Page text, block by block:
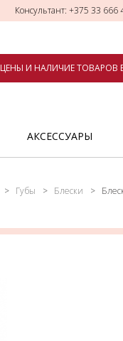
Консультант: +375 33 666
ЦЕНЫ И НАЛИЧИЕ ТОВАРОВ
АКСЕССУАРЫ
Губы Блески